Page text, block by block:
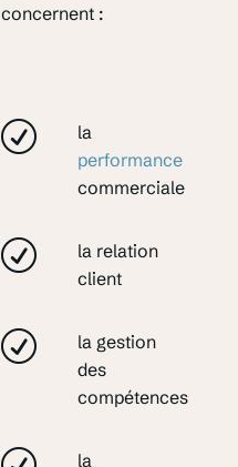
concernent :
la
performance
commerciale
la relation
client
la gestion
des
compétences
la